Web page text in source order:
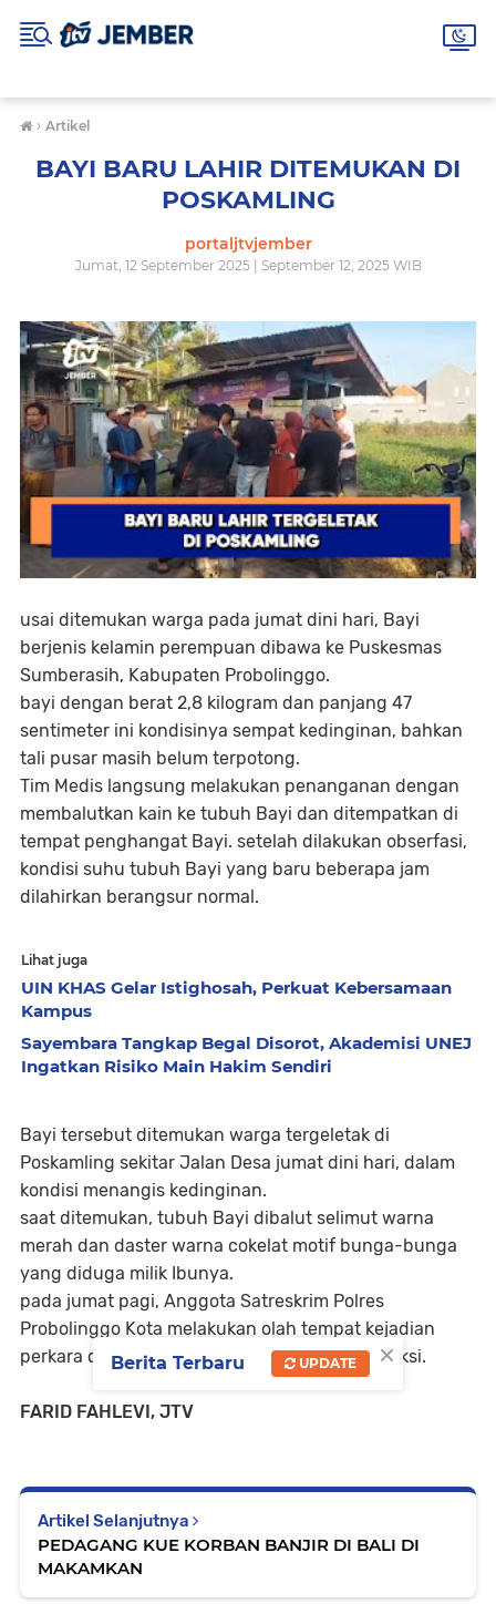
› Artikel
BAYI BARU LAHIR DITEMUKAN DI
POSKAMLING
portaljtvjember
Jumat, 12 September 2025 | September 12, 2025 WIB
usai ditemukan warga pada jumat dini hari, Bayi
berjenis kelamin perempuan dibawa ke Puskesmas
Sumberasih, Kabupaten Probolinggo.
bayi dengan berat 2,8 kilogram dan panjang 47
sentimeter ini kondisinya sempat kedinginan, bahkan
tali pusar masih belum terpotong.
Tim Medis langsung melakukan penanganan dengan
membalutkan kain ke tubuh Bayi dan ditempatkan di
tempat penghangat Bayi. setelah dilakukan obserfasi,
kondisi suhu tubuh Bayi yang baru beberapa jam
dilahirkan berangsur normal.
Lihat juga
UIN KHAS Gelar Istighosah, Perkuat Kebersamaan
Kampus
Sayembara Tangkap Begal Disorot, Akademisi UNEJ
Ingatkan Risiko Main Hakim Sendiri
Bayi tersebut ditemukan warga tergeletak di
Poskamling sekitar Jalan Desa jumat dini hari, dalam
kondisi menangis kedinginan.
saat ditemukan, tubuh Bayi dibalut selimut warna
merah dan daster warna cokelat motif bunga-bunga
yang diduga milik Ibunya.
pada jumat pagi, Anggota Satreskrim Polres
Probolinggo Kota melakukan olah tempat kejadian
perkara dan meminta keterangan sejumlah saksi.
FARID FAHLEVI, JTV
Artikel Selanjutnya
PEDAGANG KUE KORBAN BANJIR DI BALI DI
MAKAMKAN
×
Berita Terbaru UPDATE